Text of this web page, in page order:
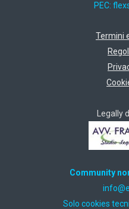
PEC:
Termini
Legally
Community
Solo cookies